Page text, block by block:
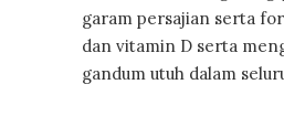
garam persajian serta
dan vitamin D serta
gandum utuh dalam